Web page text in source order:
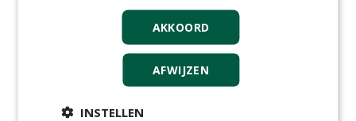
Groeiplaats specialist bij
Boomtotaalzorg32-40 uur
30-07-2026, Schalkwijk
Boominspecteur bij
Boomtotaalzorg24-40 uur
30-07-2026, Schalkwijk
AKKOORD
AFWIJZEN
INSTELLEN